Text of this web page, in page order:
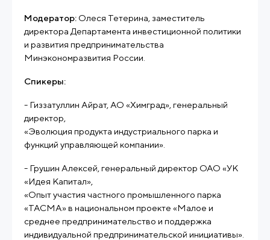
Модератор: Олеся Тетерина, заместитель
директора Департамента инвестиционной политики
и развития предпринимательства
Минэкономразвития России.
Спикеры:
- Гиззатуллин Айрат, АО «Химград», генеральный
директор,
«Эволюция продукта индустриального парка и
функций управляющей компании».
- Грушин Алексей, генеральный директор ОАО «УК
«Идея Капитал»,
«Опыт участия частного промышленного парка
«ТАСМА» в национальном проекте «Малое и
среднее предпринимательство и поддержка
индивидуальной предпринимательской инициативы».